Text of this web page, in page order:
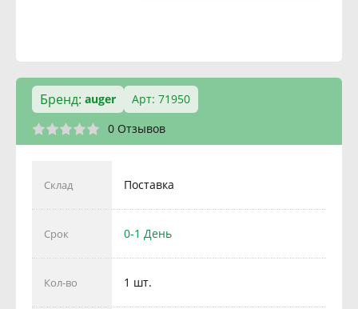
Бренд: auger
Арт: 71950
0 Отзывов
Склад Поставка
Срок 0-1 День
Кол-во 1 шт.